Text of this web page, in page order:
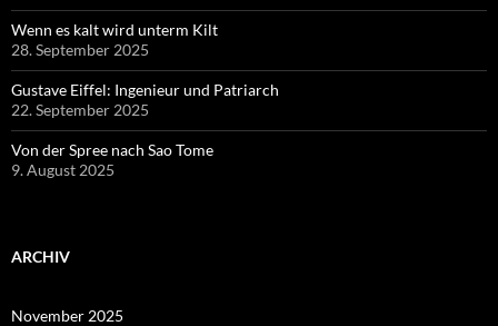
Wenn es kalt wird unterm Kilt
28. September 2025
Gustave Eiffel: Ingenieur und Patriarch
22. September 2025
Von der Spree nach Sao Tome
9. August 2025
ARCHIV
November 2025